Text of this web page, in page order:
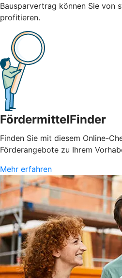
Bausparvertrag können Sie von
profitieren.
FördermittelFinder
Finden Sie mit diesem Online-
Förderangebote zu Ihrem
Mehr erfahren